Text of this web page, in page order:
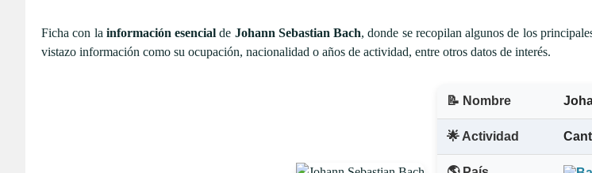
Ficha con la información esencial de Johann Sebastian Bach, donde se recopilan algunos de los
vistazo información como su ocupación, nacionalidad o años de actividad, entre otros datos de interés.
📝 Nombre
🌟 Actividad